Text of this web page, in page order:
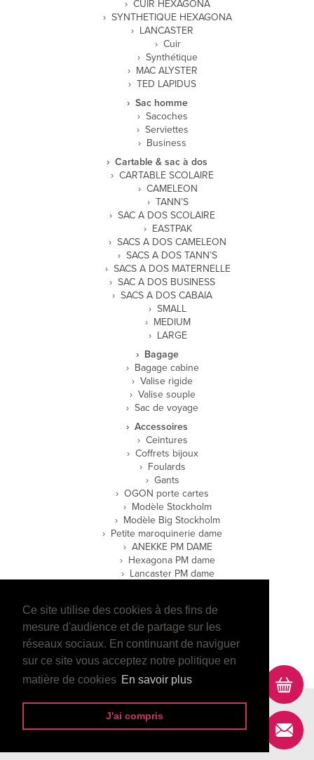
Ce site utilise des cookies à des fins de
mesure d'audience et de partage sur les
réseaux sociaux. En continuant de naviguer
sur ce site vous acceptez notre politique en
matière de cookies En savoir plus
J'ai compris
CUIR HEXAGONA
SYNTHETIQUE HEXAGONA
LANCASTER
Cuir
Synthétique
MAC ALYSTER
TED LAPIDUS
Sac homme
Sacoches
Serviettes
Business
Cartable & sac à dos
CARTABLE SCOLAIRE
CAMELEON
TANN’S
SAC A DOS SCOLAIRE
EASTPAK
SACS A DOS CAMELEON
SACS A DOS TANN’S
SACS A DOS MATERNELLE
SAC A DOS BUSINESS
SACS A DOS CABAIA
SMALL
MEDIUM
LARGE
Bagage
Bagage cabine
Valise rigide
Valise souple
Sac de voyage
Accessoires
Ceintures
Coffrets bijoux
Foulards
Gants
OGON porte cartes
Modèle Stockholm
Modèle Big Stockholm
Petite maroquinerie dame
ANEKKE PM DAME
Hexagona PM dame
Lancaster PM dame
Lancaster PM homme
Wylson PM Homme
E-boutique
Mentions légales